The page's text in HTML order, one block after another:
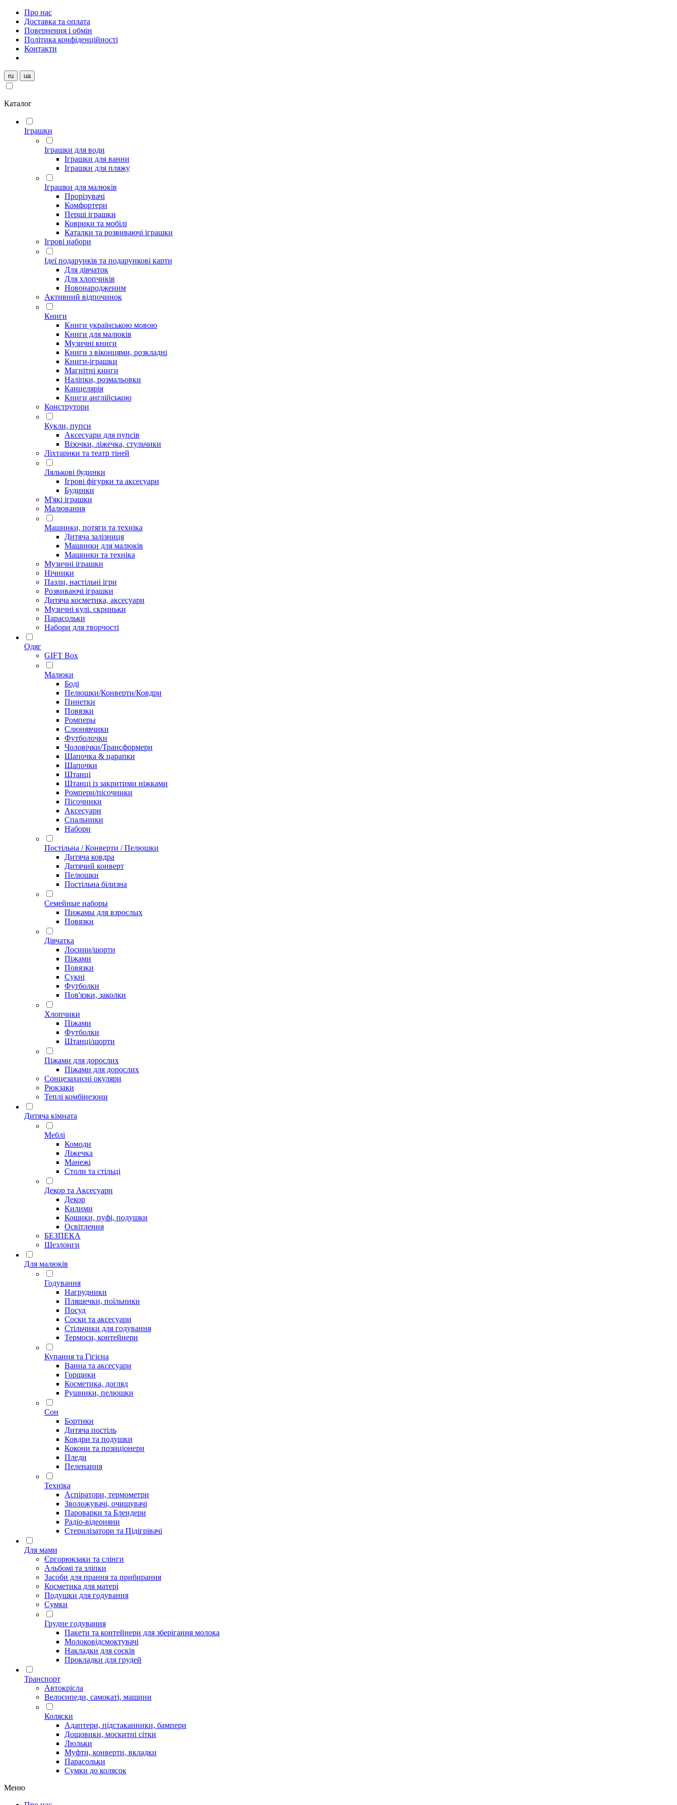
Про нас
Доставка та оплата
Повернення і обмін
Політика конфіденційності
Контакти
ru ua
Каталог
Іграшки
Іграшки для води
Іграшки для ванни
Іграшки для пляжу
Іграшки для малюків
Прорізувачі
Комфортери
Перші іграшки
Коврики та мобілі
Каталки та розвиваючі іграшки
Ігрові набори
Ідеї ​​подарунків та подарункові карти
Для дівчаток
Для хлопчиків
Новонародженим
Активний відпочинок
Книги
Книги українською мовою
Книги для малюків
Музичні книги
Книги з віконцями, розкладні
Книги-іграшки
Магнітні книги
Наліпки, розмальовки
Канцелярія
Книги англійською
Конструтори
Кукли, пупси
Аксесуари для пупсів
Візочки, ліжечка, стульчики
Ліхтарики та театр тіней
Лялькові будинки
Ігрові фігурки та аксесуари
Будинки
М'які іграшки
Малювання
Машинки, потяги та техніка
Дитяча залізниця
Машинки для малюків
Машинки та техніка
Музичні іграшки
Нічники
Пазли, настільні ігри
Розвиваючі іграшки
Дитяча косметика, аксесуари
Музичні кулі. скриньки
Парасольки
Набори для творчості
Одяг
GIFT Box
Малюки
Боді
Пелюшки/Конверти/Ковдри
Пинетки
Повязки
Ромперы
Слюнявчики
Футболочки
Чоловічки/Трансформери
Шапочка & царапки
Шапочки
Штанці
Штанці із закритими ніжками
Ромпери/пісочники
Пісочники
Аксесуари
Спальники
Набори
Постільна / Конверти / Пелюшки
Дитяча ковдра
Дитячий конверт
Пелюшки
Постільна білизна
Семейные наборы
Пижамы для взрослых
Повязки
Дівчатка
Лосини/шорти
Піжами
Повязки
Сукні
Футболки
Пов'язки, заколки
Хлопчики
Піжами
Футболки
Штанці/шорти
Піжами для дорослих
Піжами для дорослих
Сонцезахисні окуляри
Рюкзаки
Теплі комбінезони
Дитяча кімната
Меблі
Комоди
Ліжечка
Манежі
Столи та стільці
Декор та Аксесуари
Декор
Килими
Кошики, пуфі, подушки
Освітлення
БЕЗПЕКА
Шезлонги
Для малюків
Годування
Нагрудники
Пляшечки, поїльники
Посуд
Соски та аксесуари
Стільчики для годування
Термоси, контейнери
Купання та Гігієна
Ванна та аксесуари
Горщики
Косметика, догляд
Рушники, пелюшки
Сон
Бортики
Дитяча постіль
Ковдри та подушки
Кокони та позиціонери
Пледи
Пеленання
Техніка
Аспіратори, термометри
Зволожувачі, очищувачі
Пароварки та Блендери
Радіо-відеоняни
Стерилізатори та Підігрівачі
Для мами
Єргорюкзаки та слінги
Альбомі та зліпки
Засоби для прання та прибирання
Косметика для матері
Подушки для годування
Сумки
Грудне годування
Пакети та контейнери для зберігання молока
Молоковідсмоктувачі
Накладки для сосків
Прокладки для грудей
Транспорт
Автокрісла
Велосипеди, самокаті, машини
Коляски
Адаптери, підстаканники, бампери
Дощовики, москитні сітки
Люльки
Муфти, конверти, вкладки
Парасольки
Сумки до колясок
Меню